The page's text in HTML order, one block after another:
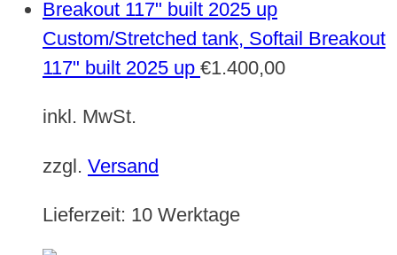
Custom/Stretched tank, Softail Breakout
117" built 2025 up €1.400,00
inkl. MwSt.
zzgl. Versand
Lieferzeit: 10 Werktage